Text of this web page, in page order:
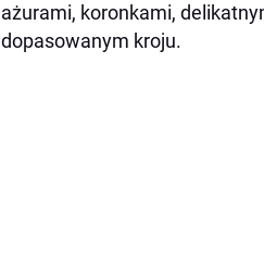
ażurami, koronkami,
dopasowanym kroju.